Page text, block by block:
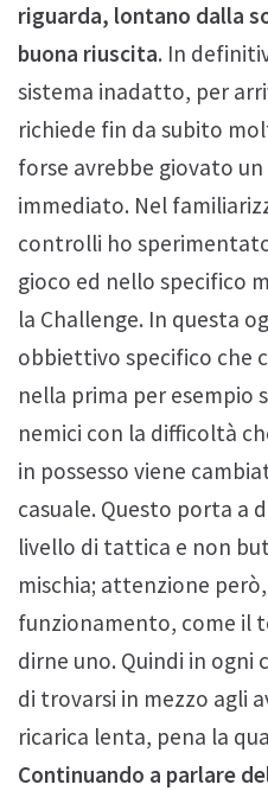
riguarda, lontano dalla
buona riuscita. In
sistema inadatto, per
richiede fin da subito
forse avrebbe giovato un
immediato. Nel
controlli ho
gioco ed nello specifico
la Challenge. In questa
obbiettivo specifico che
nella prima per esempio
nemici con la difficoltà
in possesso viene
casuale. Questo porta a
livello di tattica e non
mischia; attenzione
funzionamento, come il
dirne uno. Quindi in ogni
di trovarsi in mezzo agli
ricarica lenta, pena la
Continuando a parlare